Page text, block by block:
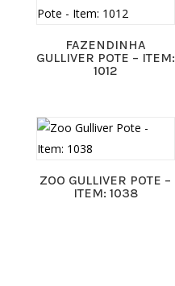
FAZENDINHA
GULLIVER POTE – ITEM:
1012
ZOO GULLIVER POTE –
ITEM: 1038